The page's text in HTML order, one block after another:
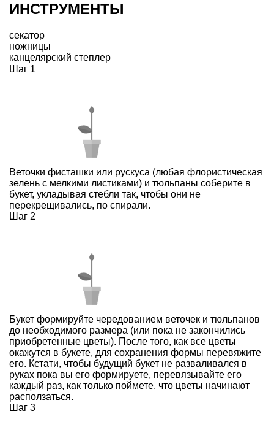
ИНСТРУМЕНТЫ
секатор
ножницы
канцелярский степлер
Шаг 1
Веточки фисташки или рускуса (любая флористическая
зелень с мелкими листиками) и тюльпаны соберите в
букет, укладывая стебли так, чтобы они не
перекрещивались, по спирали.
Шаг 2
Букет формируйте чередованием веточек и тюльпанов
до необходимого размера (или пока не закончились
приобретенные цветы). После того, как все цветы
окажутся в букете, для сохранения формы перевяжите
его. Кстати, чтобы будущий букет не разваливался в
руках пока вы его формируете, перевязывайте его
каждый раз, как только поймете, что цветы начинают
расползаться.
Шаг 3